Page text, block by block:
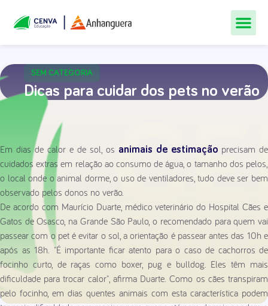
SEM CATEGORIA
Dicas para cuidar dos pets no verão
Em dias de calor e de sol, os animais de estimação precisam de
cuidados extras em relação ao consumo de água, o tamanho dos pelos,
o local onde o animal dorme, o uso de ventiladores, tudo deve ser bem
observado pelos donos no verão.
De acordo com Maurício Duarte, médico veterinário do Hospital Cães e
Gatos de Osasco, na Grande São Paulo, o recomendado para quem vai
passear com o pet é evitar o sol, a orientação é passear antes das 10h e
após as 18h. "É importante ficar atento para o caso de cachorros de
focinho curto, de raças como boxer, pug e bulldog. Eles têm mais
dificuldade para trocar calor", afirma Duarte. Como os cães transpiram
pelo focinho, em dias quentes animais com esta característica podem